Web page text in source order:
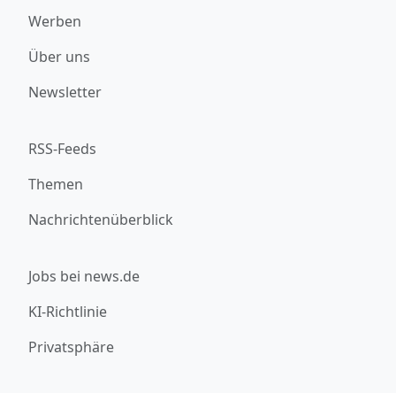
Werben
Über uns
Newsletter
RSS-Feeds
Themen
Nachrichtenüberblick
Jobs bei news.de
KI-Richtlinie
Privatsphäre